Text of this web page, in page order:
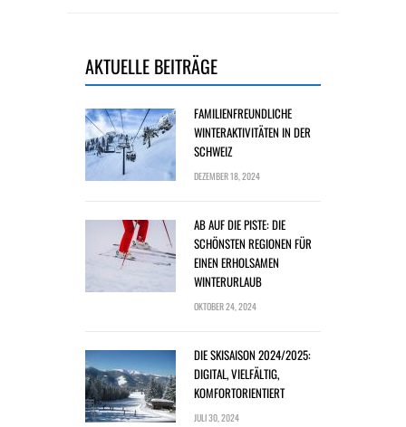
AKTUELLE BEITRÄGE
FAMILIENFREUNDLICHE
WINTERAKTIVITÄTEN IN DER
SCHWEIZ
DEZEMBER 18, 2024
AB AUF DIE PISTE: DIE
SCHÖNSTEN REGIONEN FÜR
EINEN ERHOLSAMEN
WINTERURLAUB
OKTOBER 24, 2024
DIE SKISAISON 2024/2025:
DIGITAL, VIELFÄLTIG,
KOMFORTORIENTIERT
JULI 30, 2024